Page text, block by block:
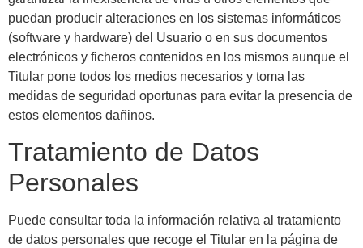
puedan producir alteraciones en los sistemas informáticos
(software y hardware) del Usuario o en sus documentos
electrónicos y ficheros contenidos en los mismos aunque el
Titular pone todos los medios necesarios y toma las
medidas de seguridad oportunas para evitar la presencia de
estos elementos dañinos.
Tratamiento de Datos
Personales
Puede consultar toda la información relativa al tratamiento
de datos personales que recoge el Titular en la página de